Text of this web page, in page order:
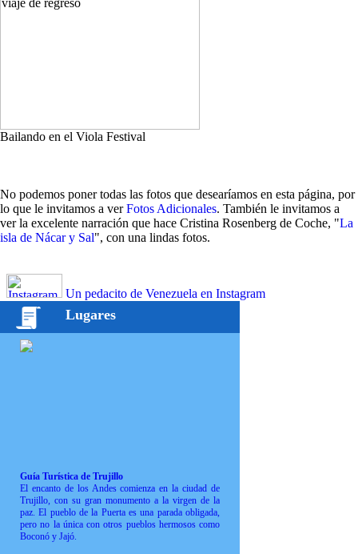
Bailando en el Viola Festival
No podemos poner todas las fotos que desearíamos en esta página, por
lo que le invitamos a verFotos Adicionales. También le invitamos a
ver la excelente narración que hace Cristina Rosenberg de Coche, "La
isla de Nácar y Sal", con una lindas fotos.
Un pedacito de Venezuela en Instagram
Lugares
Guía Turística de Trujillo
El encanto de los Andes comienza en la ciudad de
Trujillo, con su gran monumento a la virgen de la
paz. El pueblo de la Puerta es una parada obligada,
pero no la única con otros pueblos hermosos como
Boconó y Jajó.